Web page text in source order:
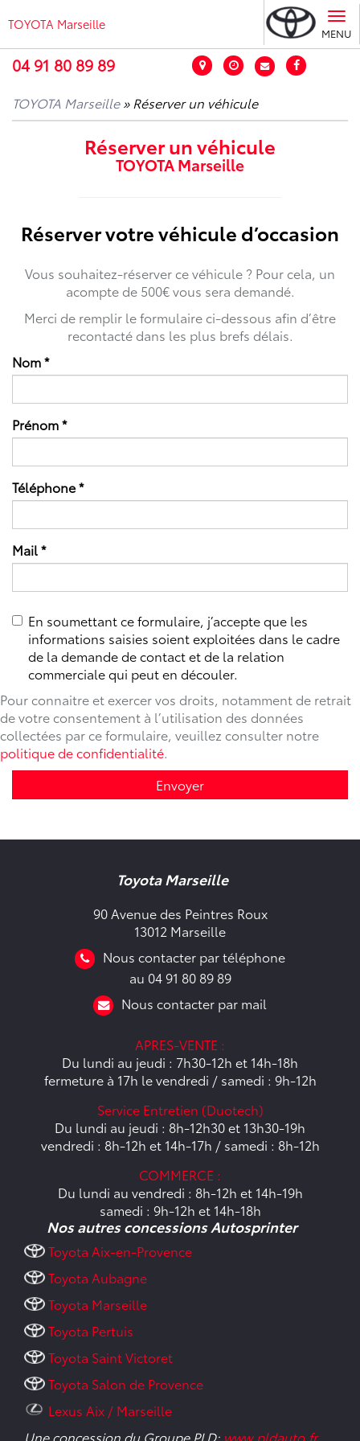
MENU
TOYOTA Marseille
04 91 80 89 89
TOYOTA Marseille» Réserver un véhicule
Réserver un véhicule
TOYOTA Marseille
Réserver votre véhicule d’occasion
Vous souhaitez-réserver ce véhicule ? Pour cela, un
acompte de 500€ vous sera demandé.
Merci de remplir le formulaire ci-dessous afin d’être
recontacté dans les plus brefs délais.
Nom*
Prénom*
Téléphone*
Mail*
En soumettant ce formulaire, j’accepte que les
informations saisies soient exploitées dans le cadre
de la demande de contact et de la relation
commerciale qui peut en découler.
Pour connaitre et exercer vos droits, notamment de retrait
de votre consentement à l’utilisation des données
collectées par ce formulaire, veuillez consulter notre
politique de confidentialité.
Envoyer
Toyota Marseille
90 Avenue des Peintres Roux
13012 Marseille
Nous contacter par téléphone
au 04 91 80 89 89
Nous contacter par mail
APRES-VENTE :
Du lundi au jeudi : 7h30-12h et 14h-18h
fermeture à 17h le vendredi / samedi : 9h-12h
Service Entretien (Duotech)
Du lundi au jeudi : 8h-12h30 et 13h30-19h
vendredi : 8h-12h et 14h-17h / samedi : 8h-12h
COMMERCE :
Du lundi au vendredi : 8h-12h et 14h-19h
samedi : 9h-12h et 14h-18h
Nos autres concessions Autosprinter
Toyota Aix-en-Provence
Toyota Aubagne
Toyota Marseille
Toyota Pertuis
Toyota Saint Victoret
Toyota Salon de Provence
Lexus Aix / Marseille
Une concession du Groupe PLD: www.pldauto.fr